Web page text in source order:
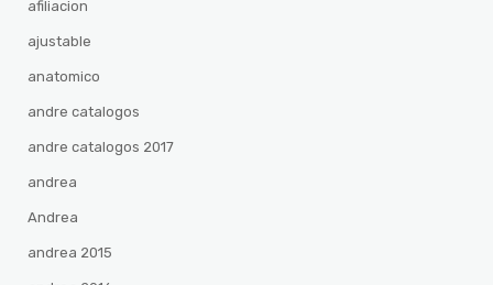
afiliacion
ajustable
anatomico
andre catalogos
andre catalogos 2017
andrea
Andrea
andrea 2015